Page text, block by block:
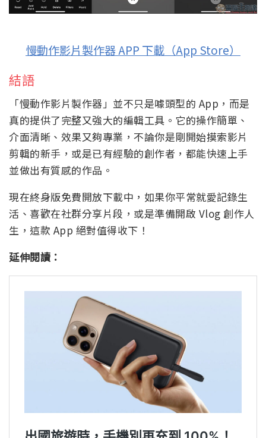
慢動作影片製作器 APP 下載（App Store）
結語
「慢動作影片製作器」並不只是噱頭型的 App，而是
真的提供了完整又強大的編輯工具。它的操作簡單、
介面清晰、效果又夠專業，不論你是剛開始摸索影片
剪輯的新手，或是已有經驗的創作者，都能快速上手
並做出有質感的作品。
現在終身版免費開放下載中，如果你平常就愛記錄生
活、喜歡在社群分享片段，或是準備開啟 Vlog 創作人
生，這款 App 絕對值得收下！
延伸閱讀：